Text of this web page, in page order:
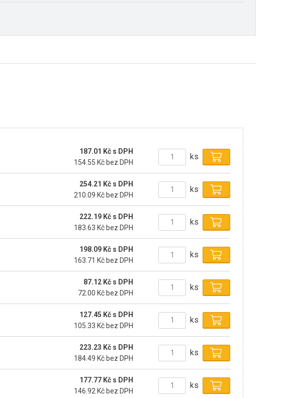
187.01 Kč s DPH
154.55 Kč bez DPH
ks
254.21 Kč s DPH
210.09 Kč bez DPH
ks
222.19 Kč s DPH
183.63 Kč bez DPH
ks
198.09 Kč s DPH
163.71 Kč bez DPH
ks
87.12 Kč s DPH
72.00 Kč bez DPH
ks
127.45 Kč s DPH
105.33 Kč bez DPH
ks
223.23 Kč s DPH
184.49 Kč bez DPH
ks
177.77 Kč s DPH
146.92 Kč bez DPH
ks